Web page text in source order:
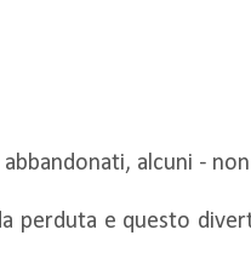
alcuni -
perduta e questo